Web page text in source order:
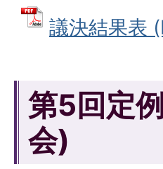
議決結果表
第5回定
会)